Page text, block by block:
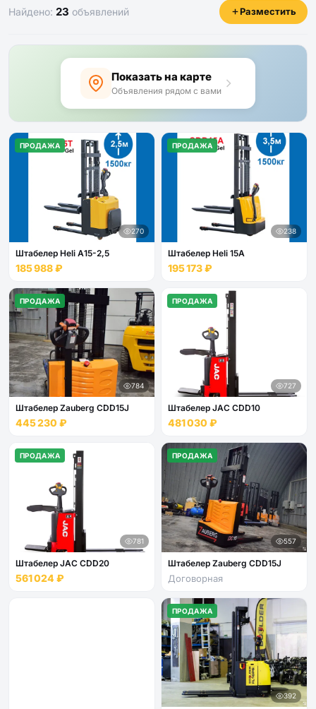
Найдено: 23 объявлений Разместить
Показать на карте
Объявления рядом с вами
ПРОДАЖА
270
Штабелер Heli А15-2,5
185 988 ₽
ПРОДАЖА
238
Штабелер Heli 15А
195 173 ₽
ПРОДАЖА
784
Штабелер Zauberg CDD15J
445 230 ₽
ПРОДАЖА
727
Штабелер JAC CDD10
481 030 ₽
ПРОДАЖА
781
Штабелер JAC CDD20
561 024 ₽
ПРОДАЖА
557
Штабелер Zauberg CDD15J
Договорная
ПРОДАЖА
392